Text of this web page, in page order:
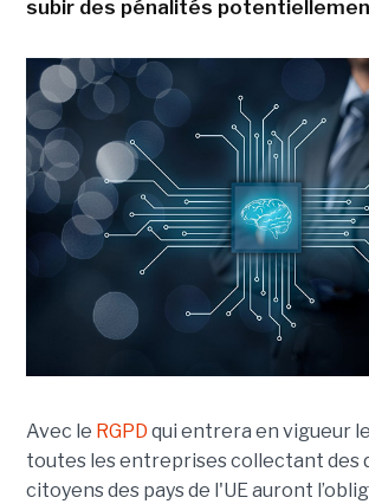
subir des pénalités
Avec le RGPD qui entrera en vigueur
toutes les entreprises collectant des
citoyens des pays de l'UE auront